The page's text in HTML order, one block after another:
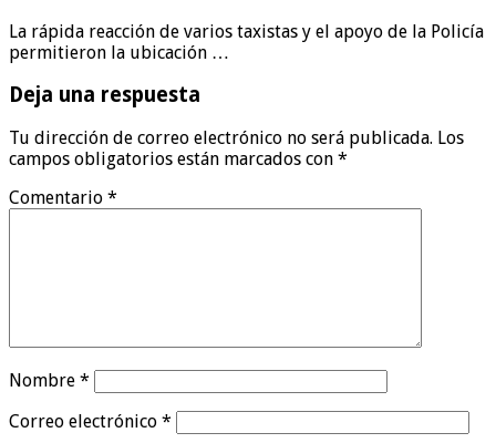
La rápida reacción de varios taxistas y el apoyo de la Policía
permitieron la ubicación …
Deja una respuesta
Tu dirección de correo electrónico no será publicada. Los
campos obligatorios están marcados con *
Comentario *
Nombre *
Correo electrónico *